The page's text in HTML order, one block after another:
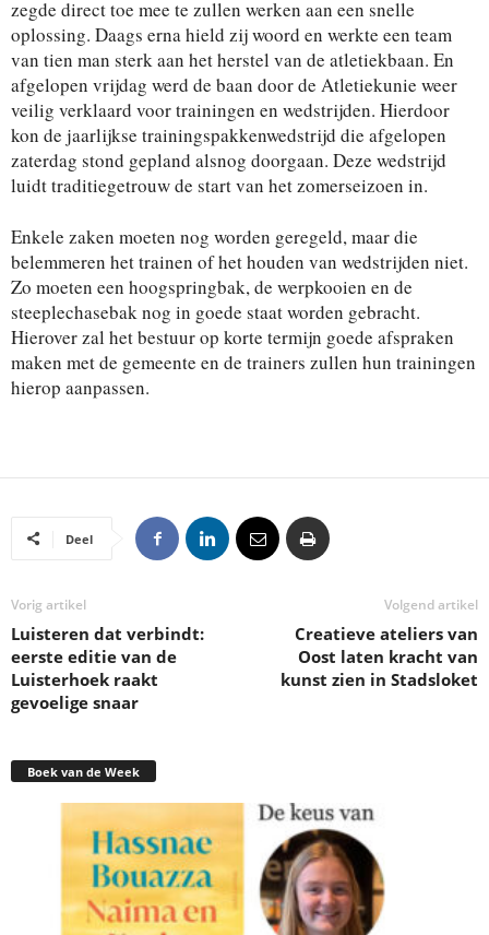
zegde direct toe mee te zullen werken aan een snelle
oplossing. Daags erna hield zij woord en werkte een team
van tien man sterk aan het herstel van de atletiekbaan. En
afgelopen vrijdag werd de baan door de Atletiekunie weer
veilig verklaard voor trainingen en wedstrijden. Hierdoor
kon de jaarlijkse trainingspakkenwedstrijd die afgelopen
zaterdag stond gepland alsnog doorgaan. Deze wedstrijd
luidt traditiegetrouw de start van het zomerseizoen in.
Enkele zaken moeten nog worden geregeld, maar die
belemmeren het trainen of het houden van wedstrijden niet.
Zo moeten een hoogspringbak, de werpkooien en de
steeplechasebak nog in goede staat worden gebracht.
Hierover zal het bestuur op korte termijn goede afspraken
maken met de gemeente en de trainers zullen hun trainingen
hierop aanpassen.
Deel
Vorig artikel
Luisteren dat verbindt:
eerste editie van de
Luisterhoek raakt
gevoelige snaar
Volgend artikel
Creatieve ateliers van
Oost laten kracht van
kunst zien in Stadsloket
Boek van de Week